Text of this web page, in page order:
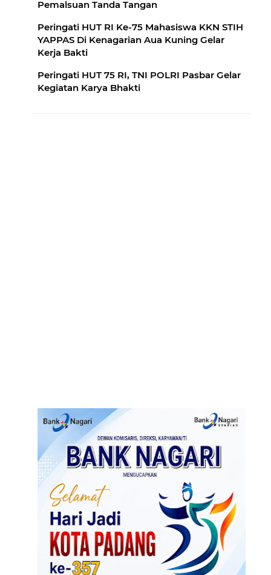
Pemalsuan Tanda Tangan
Peringati HUT RI Ke-75 Mahasiswa KKN STIH
YAPPAS Di Kenagarian Aua Kuning Gelar
Kerja Bakti
Peringati HUT 75 RI, TNI POLRI Pasbar Gelar
Kegiatan Karya Bhakti